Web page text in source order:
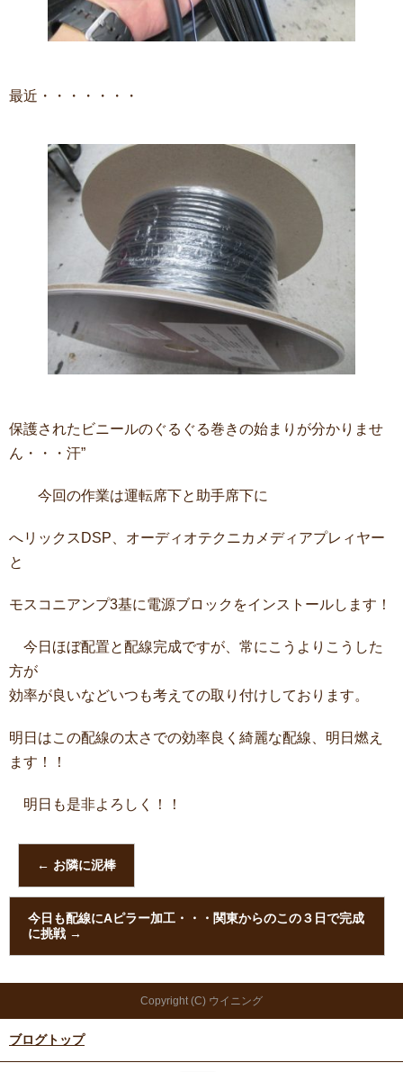
最近・・・・・・・
保護されたビニールのぐるぐる巻きの始まりが分かりませ
ん・・・汗”
今回の作業は運転席下と助手席下に
へリックスDSP、オーディオテクニカメディアプレィヤー
と
モスコニアンプ3基に電源ブロックをインストールします！
今日ほぼ配置と配線完成ですが、常にこうよりこうした
方が
効率が良いなどいつも考えての取り付けしております。
明日はこの配線の太さでの効率良く綺麗な配線、明日燃え
ます！！
明日も是非よろしく！！
← お隣に泥棒
今日も配線にAピラー加工・・・関東からのこの３日で完成
に挑戦 →
Copyright (C) ウイニング
ブログトップ